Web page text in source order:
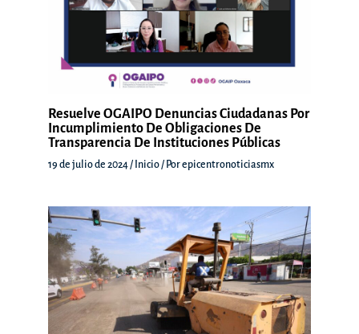
Resuelve OGAIPO Denuncias Ciudadanas Por
Incumplimiento De Obligaciones De
Transparencia De Instituciones Públicas
19 de julio de 2024/ Inicio/ Porepicentronoticiasmx